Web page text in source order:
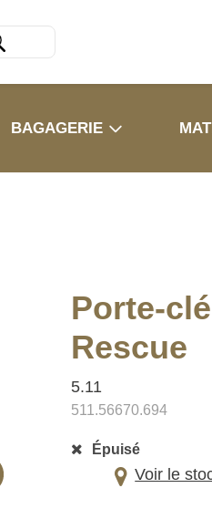
BAGAGERIE
Porte-
Rescue
5.11
511.56670.694
Épuisé
Voir le